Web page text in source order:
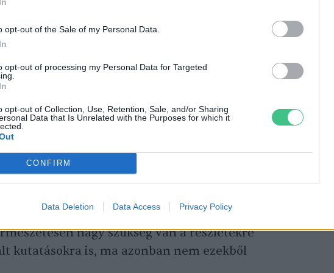
opt-out of the Sale of my Personal Data.
opt-out of processing my Personal Data for Targeted
opt-out of Collection, Use, Retention, Sale, and/or Sharing
Data that Is Unrelated with the Purposes for which it
CONFIRM
Data Deletion Data Access Privacy Policy
nem az, hogy milyen lesz
átlépésére, hanem inkább a
szükség. Azaz érdemes lenne több
lehet alkotni a nagy, bonyolult
nagy szükség van a részletekre
kutatásokra is, ma azonban nem ezekből